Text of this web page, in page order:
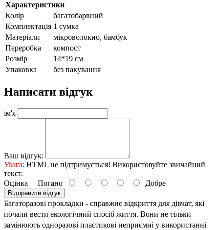
Характеристики
Колір
багатобарвний
Комплектація 1 сумка
Матеріали
мікроволокно, бамбук
Переробка
компост
Розмір
14*19 см
Упаковка
без пакування
Написати відгук
ім'я
Ваш відгук:
Увага: HTML не підтримується! Використовуйте звичайний
текст.
Оцінка Погано Добре
Відправити відгук
Багаторазові прокладки - справжнє відкриття для дівчат, які
почали вести екологічний спосіб життя. Вони не тільки
замінюють одноразові пластикові неприємні у використанні